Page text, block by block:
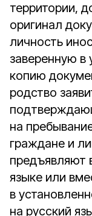
территории,
оригинал
личность
заверенную в
копию
родство
на
граждане и
предъявляют
языке или
в
на русский